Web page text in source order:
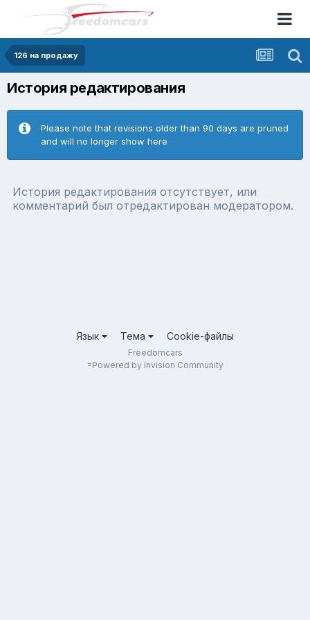
126 на продажу
История редактирования
Please note that revisions older than 90 days are pruned
and will no longer show here
История редактирования отсутствует, или
комментарий был отредактирован модератором.
Язык Тема Cookie-файлы
Freedomcars
=Powered by Invision Community